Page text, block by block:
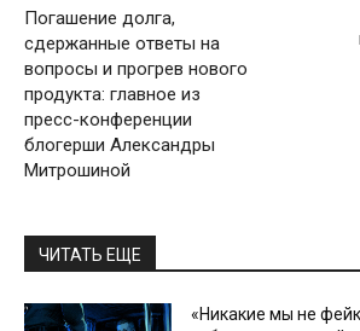
Погашение долга,
сдержанные ответы на
вопросы и прогрев нового
продукта: главное из
пресс-конференции
блогерши Александры
Митрошиной
ЧИТАТЬ ЕЩЕ
«Никакие мы не